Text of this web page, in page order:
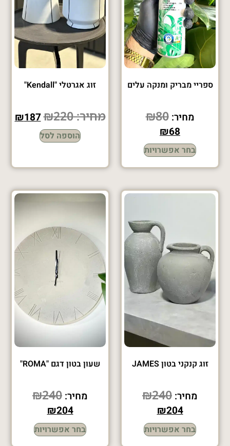
ספריי מבריק ומנקה עלים
מחיר: ₪80
₪68
בחר אפשרויות
זוג אגרטלי "Kendall"
מחיר: ₪220
₪187
הוספה לסל
זוג קנקני בטון JAMES
מחיר: ₪240
₪204
בחר אפשרויות
שעון בטון דגם "ROMA"
מחיר: ₪240
₪204
בחר אפשרויות